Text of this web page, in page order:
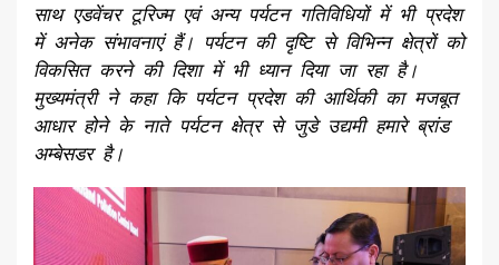
साथ एडवेंचर टूरिज्म एवं अन्य पर्यटन गतिविधियों में भी प्रदेश
में अनेक संभावनाएं हैं। पर्यटन की दृष्टि से विभिन्न क्षेत्रों को
विकसित करने की दिशा में भी ध्यान दिया जा रहा है।
मुख्यमंत्री ने कहा कि पर्यटन प्रदेश की आर्थिकी का मजबूत
आधार होने के नाते पर्यटन क्षेत्र से जुडे उद्यमी हमारे ब्रांड
अम्बेसडर है।